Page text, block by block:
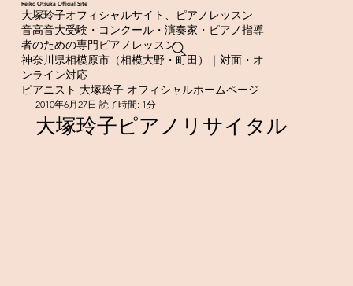
​Reiko Otsuka Official Site
大塚玲子オフィシャルサイト、ピアノレッスン
音高音大受験・コンクール・演奏家・ピアノ指導
者のための専門ピアノレッスン
神奈川県相模原市（相模大野・町田）｜対面・オ
ンライン対応
ピアニスト 大塚玲子 オフィシャルホームページ
大塚玲子ピアノリサイタル
2010年6月27日 読了時間: 1分